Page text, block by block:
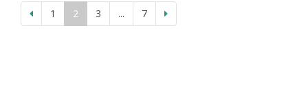
1 2 3 ... 7